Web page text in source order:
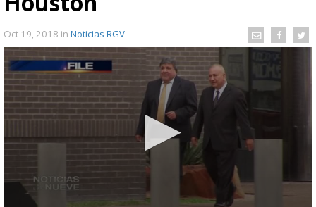
Oct 19, 2018 in Noticias RGV